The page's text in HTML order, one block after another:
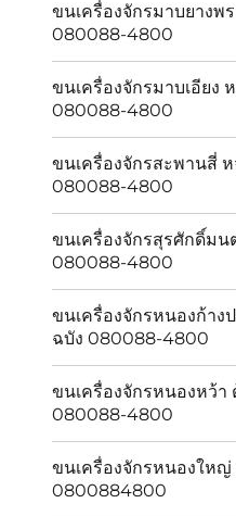
ขนเครื่องจักรมาบยาง
080088-4800
ขนเครื่องจักรมาบเอียง
080088-4800
ขนเครื่องจักรสะพานสี่
080088-4800
ขนเครื่องจักรสุรศักดิ์ม
080088-4800
ขนเครื่องจักรหนองก้า
ฉบัง 080088-4800
ขนเครื่องจักรหนองหว้
080088-4800
ขนเครื่องจักรหนองให
0800884800